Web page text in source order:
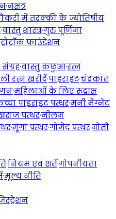
·नक्षत्र
में तरक्की के ज्योतिषीय
·वास्तु शास्त्र·गुरु पूर्णिमा
फाउंडेशन
·वास्तु कछुआ·रत्न
रत्न खरीदें·पाइराइट·चंद्रकांत
·महिलाओं के लिए रुद्राक्ष
पाइराइट पत्थर·मनी मैग्नेट
पत्थर·नीलम
·मूंगा पत्थर·गोमेद पत्थर·मोती
·नियम एवं शर्तें·गोपनीयता
·मूल्य नीति